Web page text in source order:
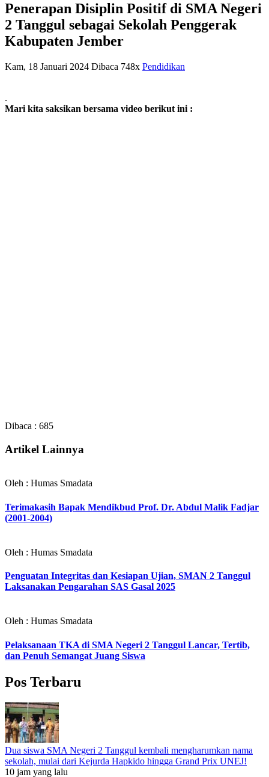
Penerapan Disiplin Positif di SMA Negeri
2 Tanggul sebagai Sekolah Penggerak
Kabupaten Jember
Kam, 18 Januari 2024 Dibaca 748x Pendidikan
.
Mari kita saksikan bersama video berikut ini :
Dibaca : 685
Artikel Lainnya
Oleh : Humas Smadata
Terimakasih Bapak Mendikbud Prof. Dr. Abdul Malik Fadjar
(2001-2004)
Oleh : Humas Smadata
Penguatan Integritas dan Kesiapan Ujian, SMAN 2 Tanggul
Laksanakan Pengarahan SAS Gasal 2025
Oleh : Humas Smadata
Pelaksanaan TKA di SMA Negeri 2 Tanggul Lancar, Tertib,
dan Penuh Semangat Juang Siswa
Pos Terbaru
Dua siswa SMA Negeri 2 Tanggul kembali mengharumkan nama
sekolah, mulai dari Kejurda Hapkido hingga Grand Prix UNEJ!
10 jam yang lalu